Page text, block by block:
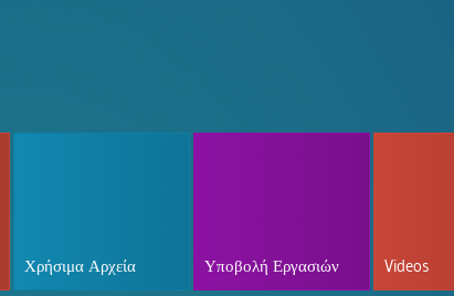
Χρήσιμα Αρχεία Υποβολή Εργασιών Videos